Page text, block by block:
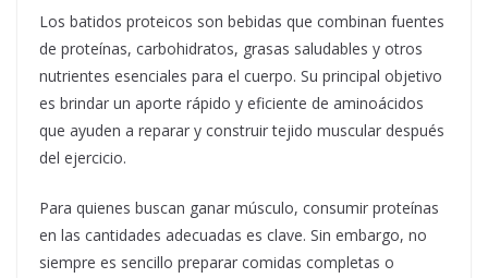
Los batidos proteicos son bebidas que combinan fuentes
de proteínas, carbohidratos, grasas saludables y otros
nutrientes esenciales para el cuerpo. Su principal objetivo
es brindar un aporte rápido y eficiente de aminoácidos
que ayuden a reparar y construir tejido muscular después
del ejercicio.
Para quienes buscan ganar músculo, consumir proteínas
en las cantidades adecuadas es clave. Sin embargo, no
siempre es sencillo preparar comidas completas o